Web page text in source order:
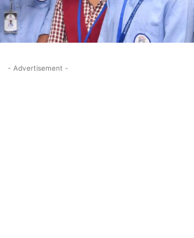
- Advertisement -